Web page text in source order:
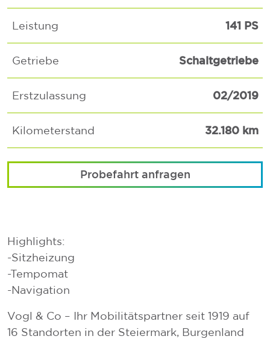
Leistung 141 PS
Getriebe Schaltgetriebe
Erstzulassung 02/2019
Kilometerstand 32.180 km
Probefahrt anfragen
Highlights:
-Sitzheizung
-Tempomat
-Navigation
Vogl & Co – Ihr Mobilitätspartner seit 1919 auf
16 Standorten in der Steiermark, Burgenland